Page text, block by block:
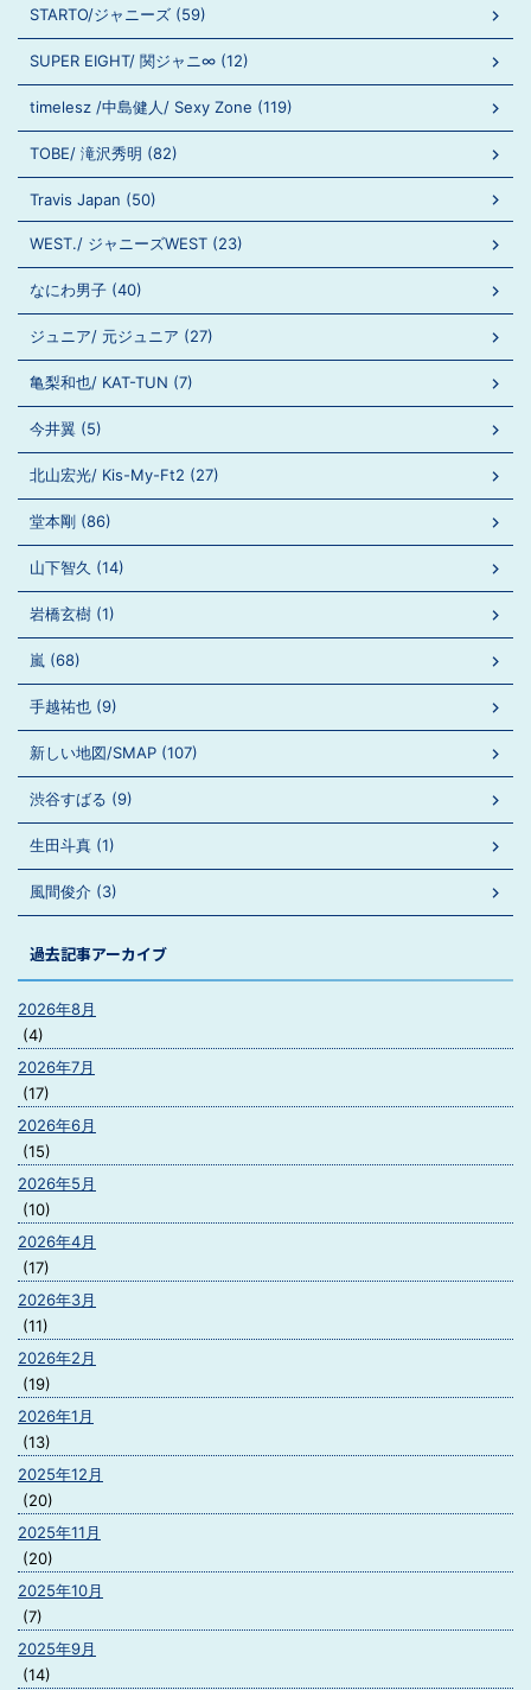
STARTO/ジャニーズ (59)
SUPER EIGHT/ 関ジャニ∞ (12)
timelesz /中島健人/ Sexy Zone (119)
TOBE/ 滝沢秀明 (82)
Travis Japan (50)
WEST./ ジャニーズWEST (23)
なにわ男子 (40)
ジュニア/ 元ジュニア (27)
亀梨和也/ KAT-TUN (7)
今井翼 (5)
北山宏光/ Kis-My-Ft2 (27)
堂本剛 (86)
山下智久 (14)
岩橋玄樹 (1)
嵐 (68)
手越祐也 (9)
新しい地図/SMAP (107)
渋谷すばる (9)
生田斗真 (1)
風間俊介 (3)
過去記事アーカイブ
2026年8月
(4)
2026年7月
(17)
2026年6月
(15)
2026年5月
(10)
2026年4月
(17)
2026年3月
(11)
2026年2月
(19)
2026年1月
(13)
2025年12月
(20)
2025年11月
(20)
2025年10月
(7)
2025年9月
(14)